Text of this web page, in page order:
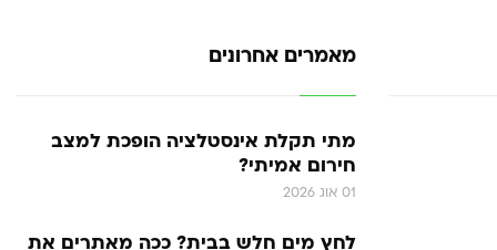
מאמרים אחרונים
מתי תקלת אינסטלציה הופכת למצב
חירום אמיתי?
01 אוג 2026
לחץ מים חלש בבית? ככה מאתרים את